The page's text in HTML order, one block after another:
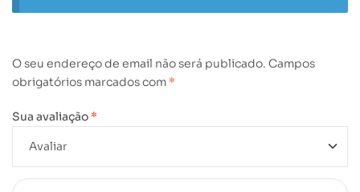
O seu endereço de email não será publicado. Campos
obrigatórios marcados com *
Sua avaliação *